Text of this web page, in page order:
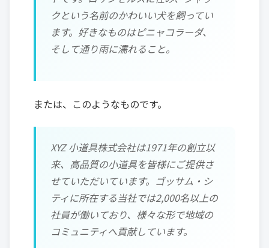
クという名前のかわいい犬を飼ってい
ます。好きなものはピニャコラーダ、
そして通り雨に濡れること。
または、このようなものです。
XYZ 小道具株式会社は1971年の創立以
来、高品質の小道具を皆様にご提供さ
せていただいています。ゴッサム・シ
ティに所在する当社では2,000名以上の
社員が働いており、様々な形で地域の
コミュニティへ貢献しています。